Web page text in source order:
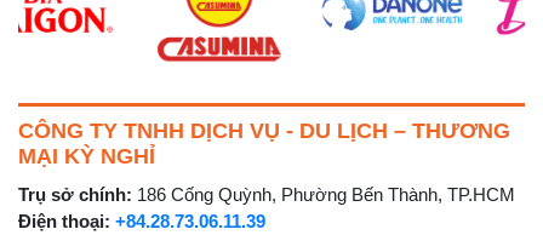
CÔNG TY TNHH DỊCH VỤ - DU LỊCH – THƯƠNG
MẠI KỲ NGHỈ
Trụ sở chính: 186 Cống Quỳnh, Phường Bến Thành, TP.HCM
Điện thoại: +84.28.73.06.11.39